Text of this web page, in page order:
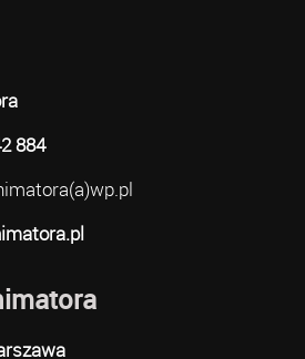
884